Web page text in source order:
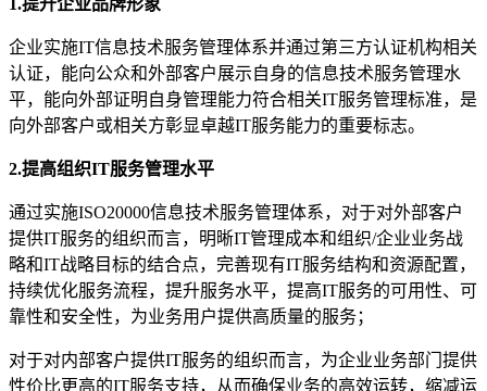
企业实施IT信息技术服务管理体系并通过第三方认证机构相关
认证，能向公众和外部客户展示自身的信息技术服务管理水
平，能向外部证明自身管理能力符合相关IT服务管理标准，是
向外部客户或相关方彰显卓越IT服务能力的重要标志。
2.提高组织IT服务管理水平
通过实施ISO20000信息技术服务管理体系，对于对外部客户
提供IT服务的组织而言，明晰IT管理成本和组织/企业业务战
略和IT战略目标的结合点，完善现有IT服务结构和资源配置，
持续优化服务流程，提升服务水平，提高IT服务的可用性、可
靠性和安全性，为业务用户提供高质量的服务；
对于对内部客户提供IT服务的组织而言，为企业业务部门提供
性价比更高的IT服务支持，从而确保业务的高效运转，缩减运